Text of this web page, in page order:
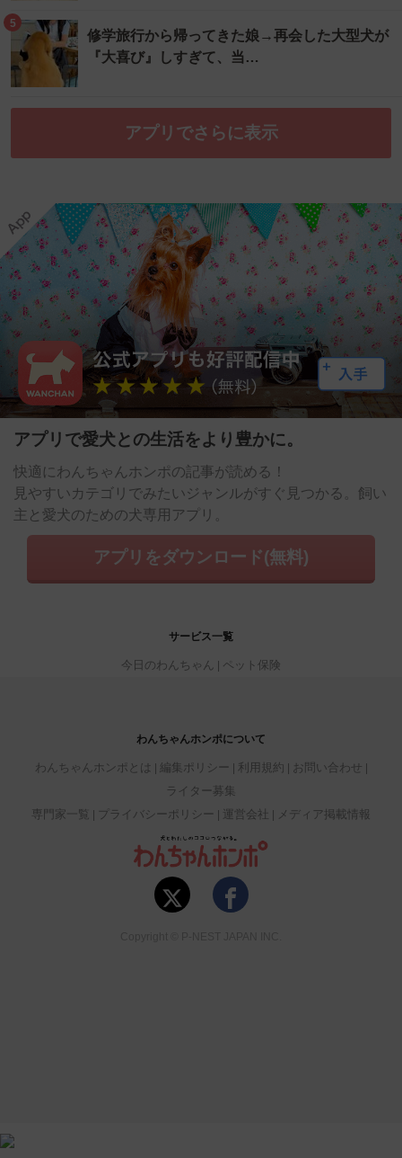
5
修学旅行から帰ってきた娘→再会した大型犬が
『大喜び』しすぎて、当…
アプリでさらに表示
アプリで愛犬との生活をより豊かに。
快適にわんちゃんホンポの記事が読める！
見やすいカテゴリでみたいジャンルがすぐ見つかる。飼い
主と愛犬のための犬専用アプリ。
アプリをダウンロード(無料)
サービス一覧
今日のわんちゃん ペット保険
わんちゃんホンポについて
わんちゃんホンポとは 編集ポリシー 利用規約
お問い合わせ
ライター募集
専門家一覧
プライバシーポリシー 運営会社 メディア掲載情報